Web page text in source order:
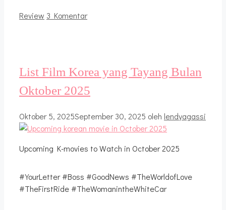
Kategori
Review 3 Komentar
List Film Korea yang Tayang Bulan
Oktober 2025
Oktober 5, 2025September 30, 2025 oleh lendyagassi
Upcoming K-movies to Watch in October 2025
#YourLetter #Boss #GoodNews #TheWorldofLove
#TheFirstRide #TheWomanintheWhiteCar